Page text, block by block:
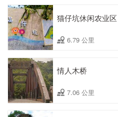
猫仔坑休闲农业区
6.79 公里
情人木桥
7.06 公里